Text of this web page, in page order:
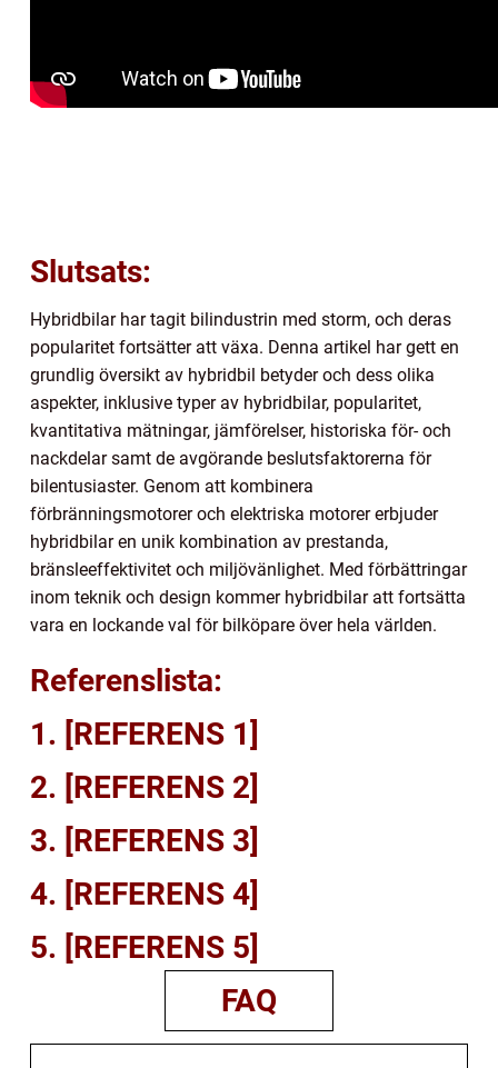
Slutsats:
Hybridbilar har tagit bilindustrin med storm, och deras
popularitet fortsätter att växa. Denna artikel har gett en
grundlig översikt av hybridbil betyder och dess olika
aspekter, inklusive typer av hybridbilar, popularitet,
kvantitativa mätningar, jämförelser, historiska för- och
nackdelar samt de avgörande beslutsfaktorerna för
bilentusiaster. Genom att kombinera
förbränningsmotorer och elektriska motorer erbjuder
hybridbilar en unik kombination av prestanda,
bränsleeffektivitet och miljövänlighet. Med förbättringar
inom teknik och design kommer hybridbilar att fortsätta
vara en lockande val för bilköpare över hela världen.
Referenslista:
1. [REFERENS 1]
2. [REFERENS 2]
3. [REFERENS 3]
4. [REFERENS 4]
5. [REFERENS 5]
FAQ